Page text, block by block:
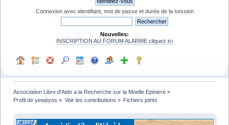
Connexion avec identifiant, mot de passe et durée de la session
Nouvelles:
INSCRIPTION AU FORUM ALARME cliquez ici
Association Libre d'Aide a la Recherche sur la Moelle Epiniere »
Profil de yewpyos » Voir les contributions » Fichiers joints